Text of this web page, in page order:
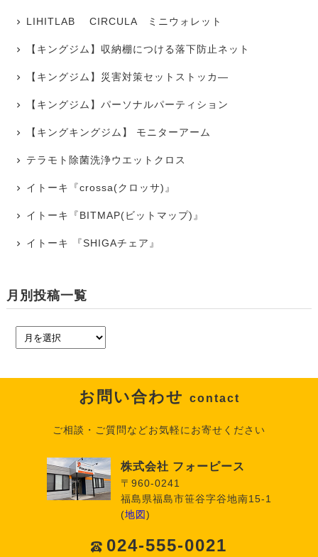
LIHITLAB CIRCULA ミニウォレット
【キングジム】収納棚につける落下防止ネット
【キングジム】災害対策セットストッカ―
【キングジム】パーソナルパーティション
【キングキングジム】 モニターアーム
テラモト除菌洗浄ウエットクロス
イトーキ『crossa(クロッサ)』
イトーキ『BITMAP(ビットマップ)』
イトーキ 『SHIGAチェア』
月別投稿一覧
お問い合わせ contact
ご相談・ご質問などお気軽にお寄せください
株式会社 フォーピース
〒960-0241
福島県福島市笹谷字谷地南15-1
(地図)
024-555-0021